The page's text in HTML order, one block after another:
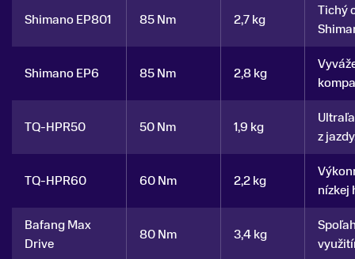
Shimano EP801 85 Nm 2,7 kg
Tichý
Shimano EP6 85 Nm 2,8 kg
TQ-HPR50 50 Nm 1,9 kg
z
TQ-HPR60 60 Nm 2,2 kg
nízkej
Bafang Max
Drive
80 Nm 3,4 kg